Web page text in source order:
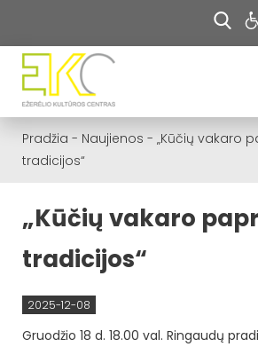
Pradžia - Naujienos - „Kūčių vakaro
tradicijos“
„Kūčių vakaro
tradicijos“
2025-12-08
Gruodžio 18 d. 18.00 val. Ringaudų